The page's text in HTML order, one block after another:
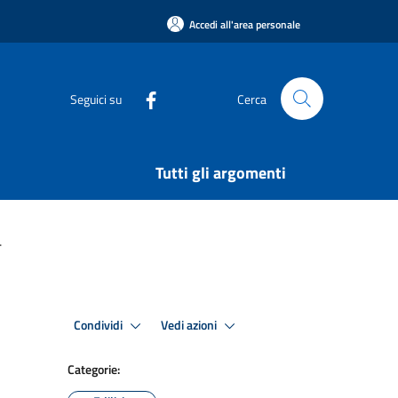
Accedi all'area personale
Seguici su Cerca
Tutti gli argomenti
Condividi Vedi azioni
Categorie: